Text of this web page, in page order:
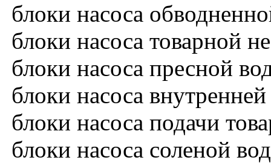
блоки насоса
блоки насоса товарной
блоки насоса пресной
блоки насоса
блоки насоса подачи
блоки насоса соленой